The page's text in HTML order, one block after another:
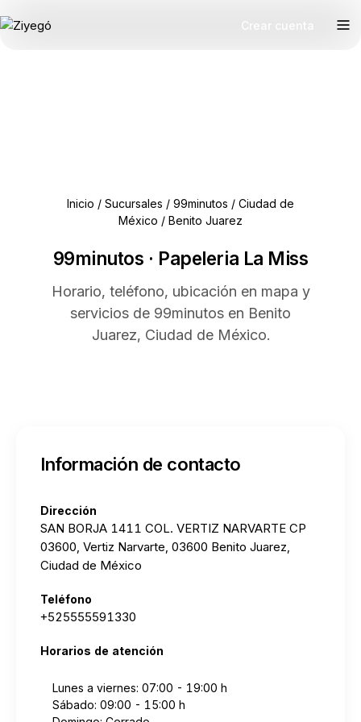
Inicio / Sucursales / 99minutos / Ciudad de
México / Benito Juarez
99minutos · Papeleria La Miss
Horario, teléfono, ubicación en mapa y
servicios de 99minutos en Benito
Juarez, Ciudad de México.
Información de contacto
Dirección
SAN BORJA 1411 COL. VERTIZ NARVARTE CP
03600, Vertiz Narvarte, 03600 Benito Juarez,
Ciudad de México
Teléfono
+525555591330
Horarios de atención
Lunes a viernes: 07:00 - 19:00 h
Sábado: 09:00 - 15:00 h